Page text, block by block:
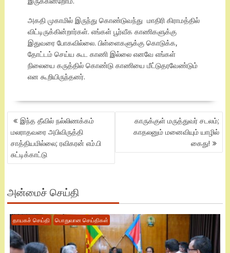
அகதி முகாமில் இருந்து கொண்டுவந்து மாதிரி கிராமத்தில்
விட்டிருக்கின்றார்கள். எங்கள் பூர்வீக காணிகளுக்கு
இதுவரை போகவில்லை. பிள்ளைகளுக்கு கொடுக்க,
தோட்டம் செய்ய கூட காணி இல்லை எனவே எங்கள்
நிலையை கருத்தில் கொண்டு காணியை மீட்டுதரவேண்டும்
என கூறியிருந்தனர்.
POST
NAVIGATION
இந்த தீவில் நல்லிணக்கம்
மலராதவரை அபிவிருத்தி
சாத்தியமில்லை; ரவிகரன் எம்.பி
சுட்டிக்காட்டு
காருக்குள் மருத்துவர் சடலம்;
காதலனும் மனைவியும் யாழில்
கைது!
அன்மைச் செய்தி
தாயகச் செய்தி பொதுவான செய்திகள்